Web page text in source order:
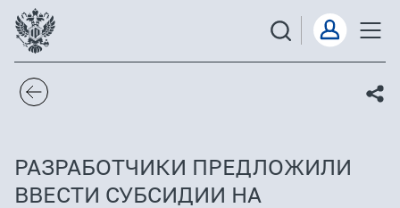
РАЗРАБОТЧИКИ ПРЕДЛОЖИЛИ
ВВЕСТИ СУБСИДИИ НА